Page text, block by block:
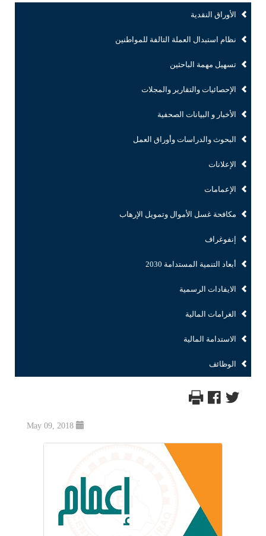
الأوراق النقدية
نظام استبدال العملة التالفة للمواطنين
تسهيل مهمة الباحثين
الإحصائيات والتقارير والمجلات
الأخبار و البيانات الصحفية
البحوث والدراسات وأوراق العمل
الإعلانات
الإعمامات
مكافحة غسل الأموال وتمويل الإرهاب
إنفوغراف
أبعاد التنمية المستدامة 2030
الايفادات الرسمية
الغرامات المالية
الاستدامة المالية
الوظائف